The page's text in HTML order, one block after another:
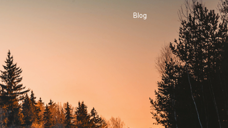
Blog